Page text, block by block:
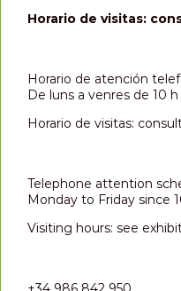
Horario de visitas:
Horario de atención
De luns a venres de 10 h
Horario de visitas:
Telephone attention
Monday to Friday since
Visiting hours: see